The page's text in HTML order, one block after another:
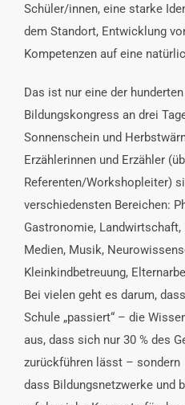
Schüler/innen, eine starke
dem Standort, Entwicklung
Kompetenzen auf eine
Das ist nur eine der
Bildungskongress an drei
Sonnenschein und
Erzählerinnen und Erzähler
Referenten/Workshopleiter)
verschiedensten Bereichen:
Gastronomie,
Medien, Musik,
Kleinkindbetreuung,
Bei vielen geht es darum,
Schule „passiert“ – die
aus, dass sich nur 30 % des
zurückführen lässt – sondern
dass Bildungsnetzwerke und